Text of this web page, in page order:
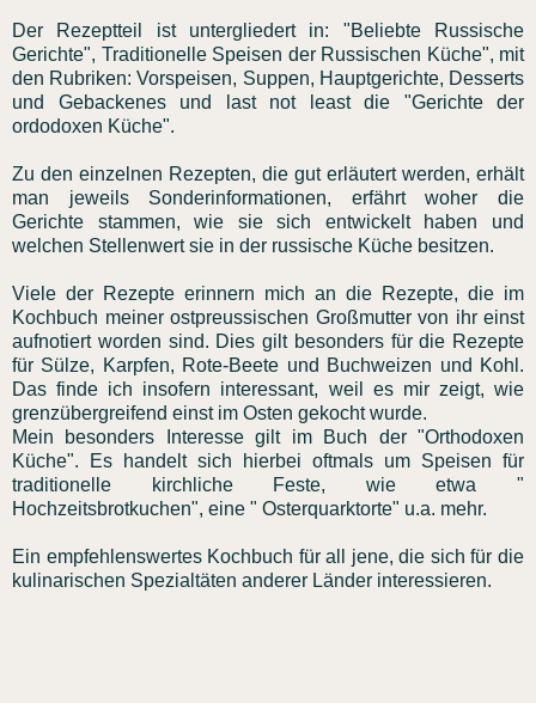
Der Rezeptteil ist untergliedert in: "Beliebte Russische
Gerichte", Traditionelle Speisen der Russischen Küche", mit
den Rubriken: Vorspeisen, Suppen, Hauptgerichte, Desserts
und Gebackenes und last not least die "Gerichte der
ordodoxen Küche".
Zu den einzelnen Rezepten, die gut erläutert werden, erhält
man jeweils Sonderinformationen, erfährt woher die
Gerichte stammen, wie sie sich entwickelt haben und
welchen Stellenwert sie in der russische Küche besitzen.
Viele der Rezepte erinnern mich an die Rezepte, die im
Kochbuch meiner ostpreussischen Großmutter von ihr einst
aufnotiert worden sind. Dies gilt besonders für die Rezepte
für Sülze, Karpfen, Rote-Beete und Buchweizen und Kohl.
Das finde ich insofern interessant, weil es mir zeigt, wie
grenzübergreifend einst im Osten gekocht wurde.
Mein besonders Interesse gilt im Buch der "Orthodoxen
Küche". Es handelt sich hierbei oftmals um Speisen für
traditionelle kirchliche Feste, wie etwa "
Hochzeitsbrotkuchen", eine " Osterquarktorte" u.a. mehr.
Ein empfehlenswertes Kochbuch für all jene, die sich für die
kulinarischen Spezialtäten anderer Länder interessieren.